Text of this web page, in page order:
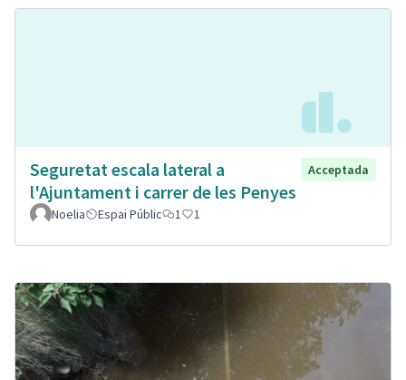
Seguretat escala lateral a
l'Ajuntament i carrer de les Penyes
Acceptada
Noelia Espai Públic 1 1